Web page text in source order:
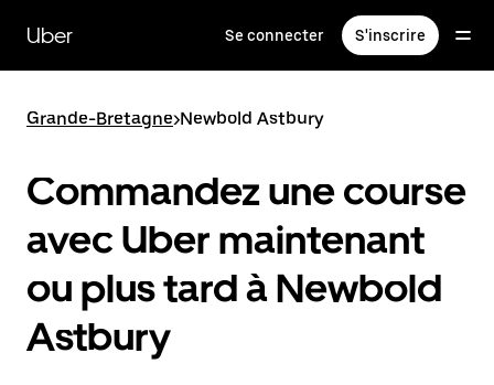
contenu
principal
Uber Se connecter S'inscrire
Grande-Bretagne>Newbold Astbury
Commandez une course
avec Uber maintenant
ou plus tard à Newbold
Astbury